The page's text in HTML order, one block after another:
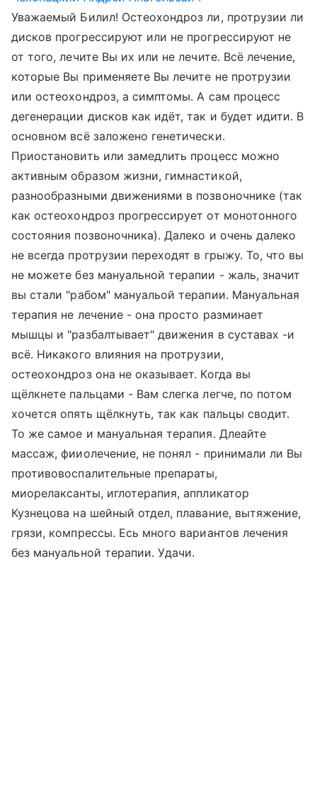
Уважаемый Билил! Остеохондроз ли, протрузии ли
дисков прогрессируют или не прогрессируют не
от того, лечите Вы их или не лечите. Всё лечение,
которые Вы применяете Вы лечите не протрузии
или остеохондроз, а симптомы. А сам процесс
дегенерации дисков как идёт, так и будет идити. В
основном всё заложено генетически.
Приостановить или замедлить процесс можно
активным образом жизни, гимнастикой,
разнообразными движениями в позвоночнике (так
как остеохондроз прогрессирует от монотонного
состояния позвоночника). Далеко и очень далеко
не всегда протрузии переходят в грыжу. То, что вы
не можете без мануальной терапии - жаль, значит
вы стали "рабом" мануальой терапии. Мануальная
терапия не лечение - она просто разминает
мышцы и "разбалтывает" движения в суставах -и
всё. Никакого влияния на протрузии,
остеохондроз она не оказывает. Когда вы
щёлкнете пальцами - Вам слегка легче, по потом
хочется опять щёлкнуть, так как пальцы сводит.
То же самое и мануальная терапия. Длеайте
массаж, фииолечение, не понял - принимали ли Вы
противовоспалительные препараты,
миорелаксанты, иглотерапия, аппликатор
Кузнецова на шейный отдел, плавание, вытяжение,
грязи, компрессы. Есь много вариантов лечения
без мануальной терапии. Удачи.